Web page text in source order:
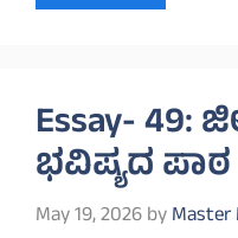
Essay- 49:
ಭವಿಷ್ಯದ ಪಾಠ
May 19, 2026by